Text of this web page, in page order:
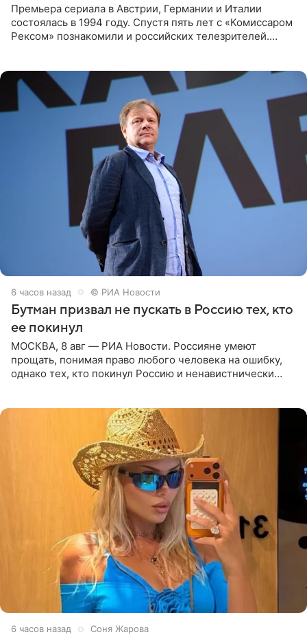
Премьера сериала в Австрии, Германии и Италии
состоялась в 1994 году. Спустя пять лет с «Комиссаром
Рексом» познакомили и российских телезрителей.
6 часов назад © РИА Новости
Бутман призвал не пускать в Россию тех, кто
ее покинул
МОСКВА, 8 авг — РИА Новости. Россияне умеют
прощать, понимая право любого человека на ошибку,
однако тех, кто покинул Россию и ненавистнически
7 часов назад Соня Жарова